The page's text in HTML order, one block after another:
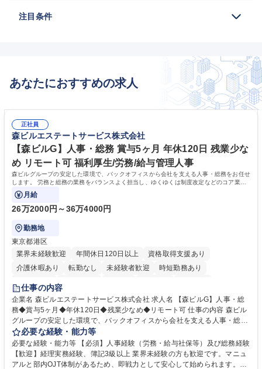
注目条件
あなたにおすすめの求人
正社員
森ビルエステートサービス株式会社
【森ビルG】人事・総務 賞与5ヶ月 年休120日 残業少な
め リモート可 福利厚生/労務/給与管理人事
森ビルグループの安定した環境で、バックオフィスから会社を支える人事・総務をお任せ
します。 労務と総務の業務をバランスよく担当し、ゆくゆくは制度改定などのコア業務
にも挑戦できる、やりがいある環境です。
月給
26万2000円～36万4000円
勤務地
東京都港区
業界未経験歓迎
年間休日120日以上
資格取得支援あり
介護休暇あり
転勤なし 未経験者歓迎
時短勤務あり
経験者歓迎
完全週休2日制
交通費支給 長期歓迎 駅近5分以内 土日祝休み
仕事の内容
企業名 森ビルエステートサービス株式会社 求人名 【森ビルG】人事・総
務◆賞与5ヶ月◆年休120日◆残業少なめ◆リモート可 仕事の内容 森ビル
グループの安定した環境で、バックオフィスから会社を支える人事・総務
をお任せします。 労務と総務の業務をバランスよく担当し、ゆくゆくは制
度改定などのコア業務にも挑戦できる、やりがいある環境です。 ■勤怠管
理、給与計算、社会保険手続き、年末調整等の労務管理全般 ■入退社手続
き、社内規定の改定や人事制度改定などのコア業務 ■社内イベントの企画
必要な経験・能力等
必要な経験・能力等 【必須】人事経験（労務・給与社保等）及び総務経験
【歓迎】経理実務経験、簿記3級以上 業界未経験の方も歓迎です。マニュ
アルと部内OJT体制があるため、即戦力として安心して始められます。